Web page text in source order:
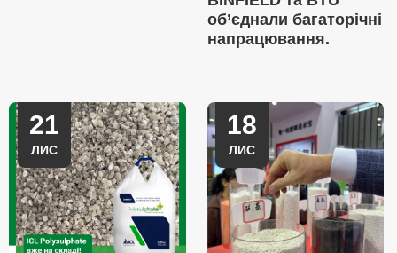
об’єднали багаторічні
напрацювання.
21
ЛИС
18
ЛИС